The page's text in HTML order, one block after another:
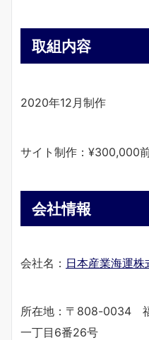
取組内容
2020年12月制作
サイト制作：¥300,000
会社情報
会社名： 日本産業海運株
所在地：〒808-0034
一丁目6番26号